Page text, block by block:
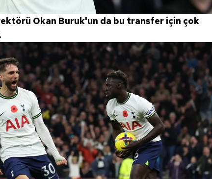
Okan Buruk'un da bu transfer için çok